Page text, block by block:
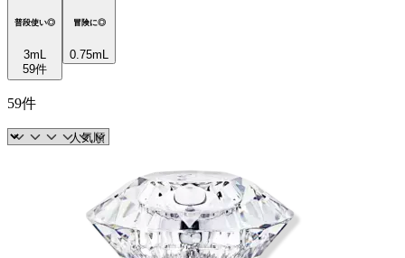
普段使い◎
3mL
59件
冒険に◎
0.75mL
59件